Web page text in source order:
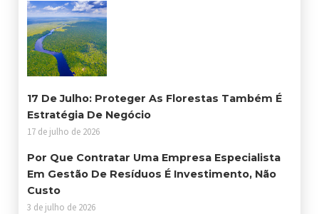
17 De Julho: Proteger As Florestas Também É
Estratégia De Negócio
17 de julho de 2026
Por Que Contratar Uma Empresa Especialista
Em Gestão De Resíduos É Investimento, Não
Custo
3 de julho de 2026